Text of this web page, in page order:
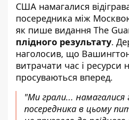
США намагалися
посередника між
як пише видання The
плідного результату.
наголосив, що
витрачати час і ресурси
просуваються вперед.
"Ми грали... намагалися
посередника в цьому